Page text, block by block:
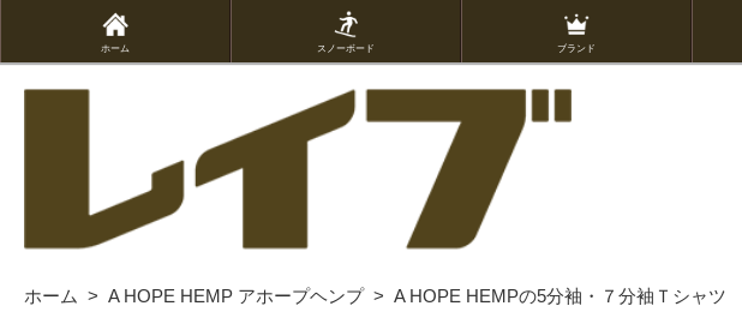
ホーム スノーボード ブランド
ホーム > A HOPE HEMP アホープヘンプ> A HOPE HEMPの5分袖・７分袖Ｔシャツ